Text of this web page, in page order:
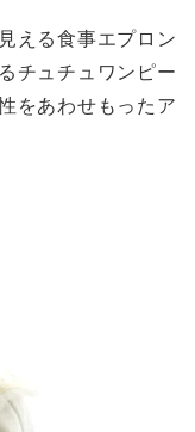
える食事エプロン
チュチュワンピー
をあわせもったア